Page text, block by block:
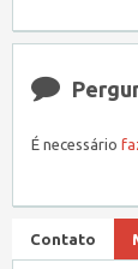
É necessário
Contato